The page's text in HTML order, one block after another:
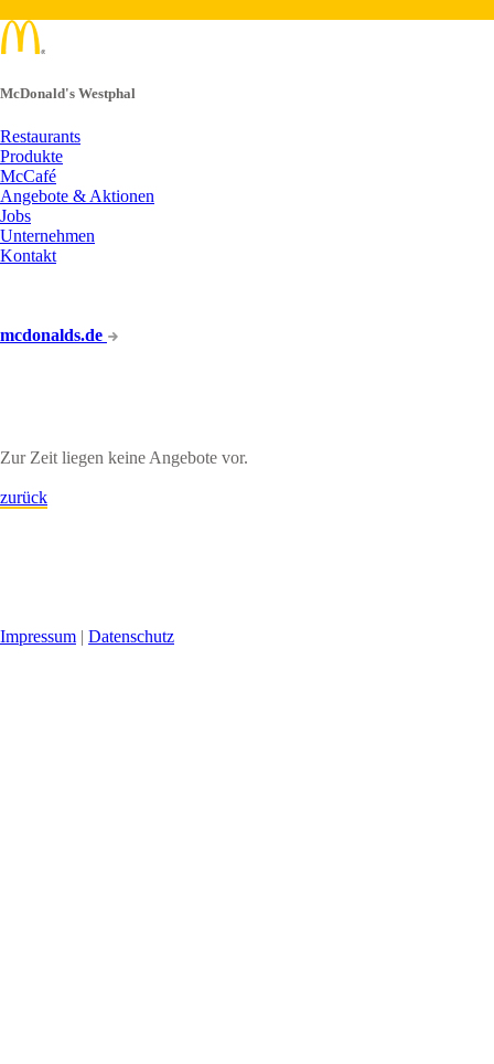
McDonald's Westphal
Restaurants
Produkte
McCafé
Angebote & Aktionen
Jobs
Unternehmen
Kontakt
mcdonalds.de
Zur Zeit liegen keine Angebote vor.
zurück
Impressum | Datenschutz